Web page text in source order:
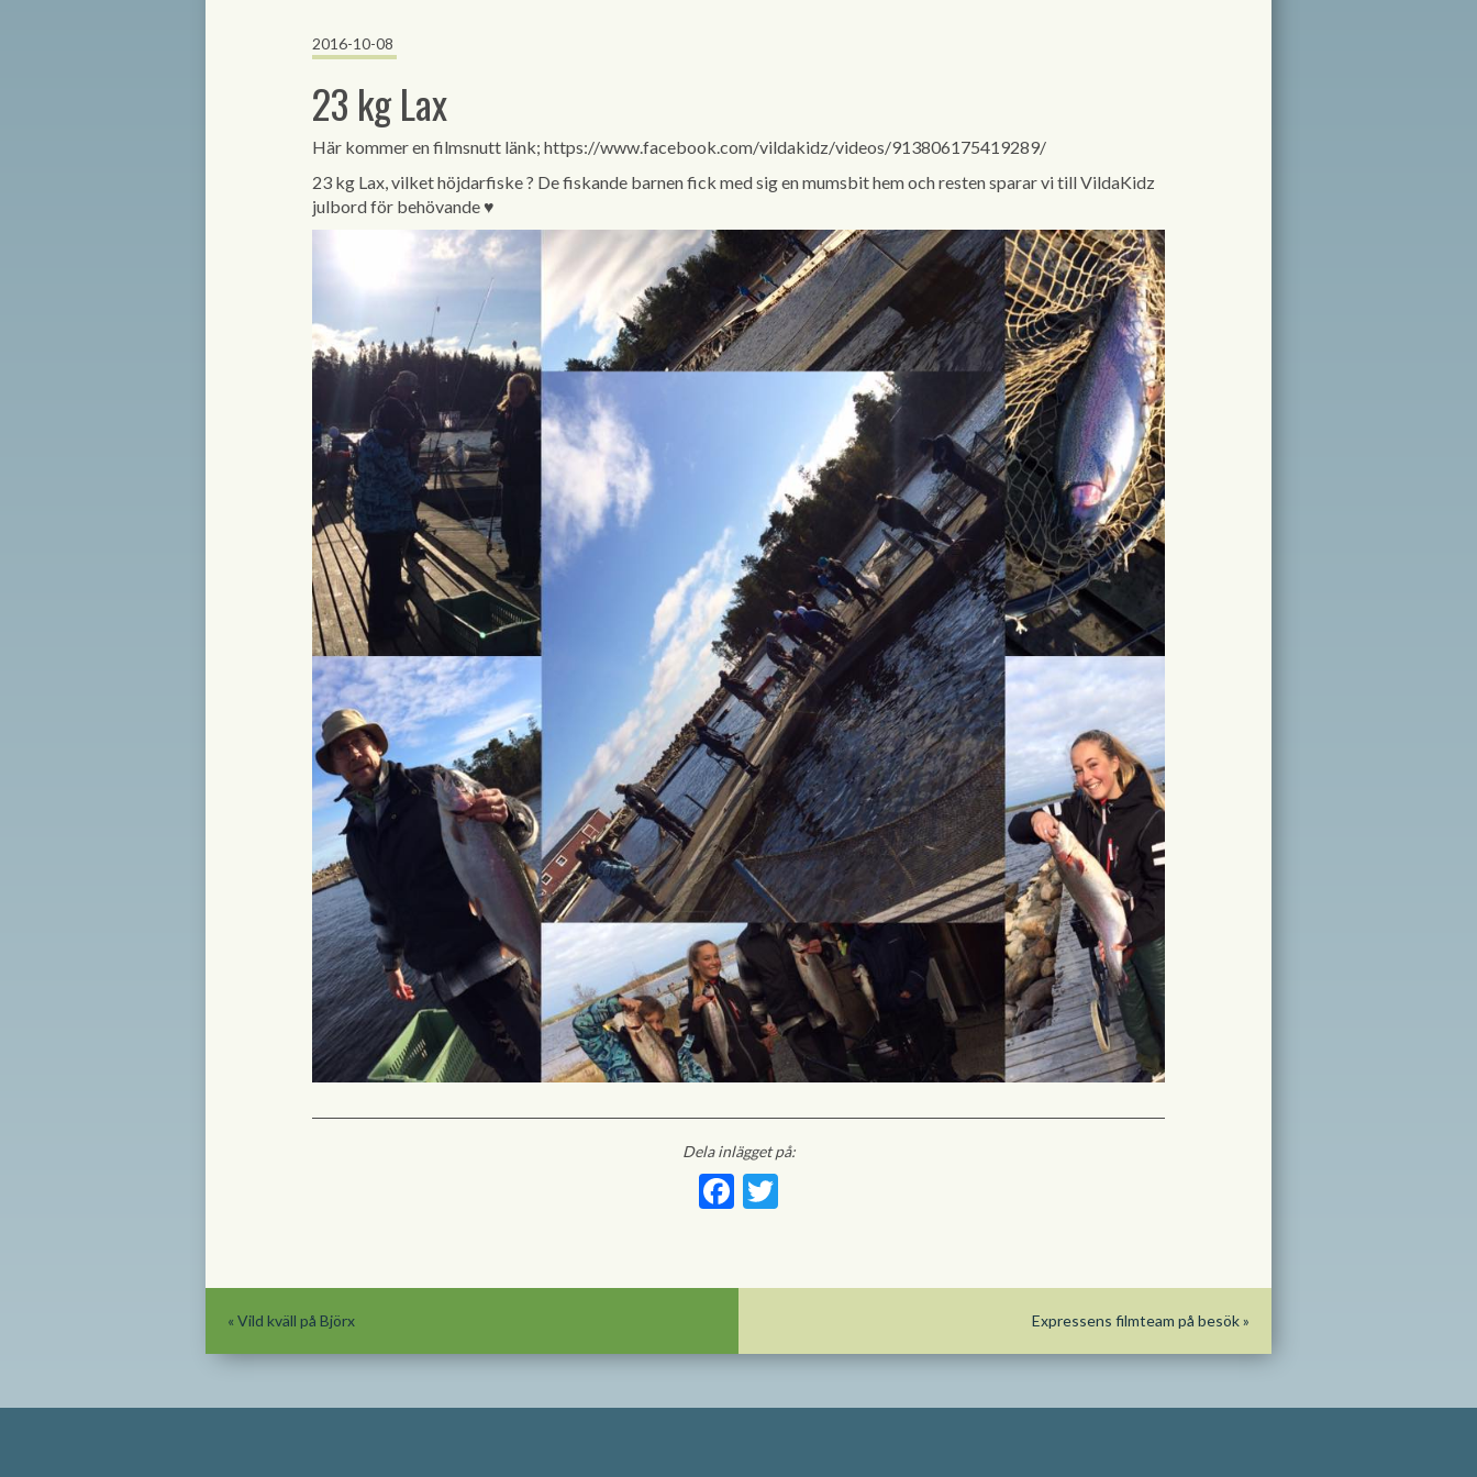
2016-10-08
23 kg Lax
Här kommer en filmsnutt länk; https://www.facebook.com/vildakidz/videos/913806175419289/
23 kg Lax, vilket höjdarfiske? De fiskande barnen fick med sig en mumsbit hem och resten sparar vi till VildaKidz
julbord för behövande ♥
Dela inlägget på:
Facebook
Expressens filmteam på besök»
« Vild kväll på Björx